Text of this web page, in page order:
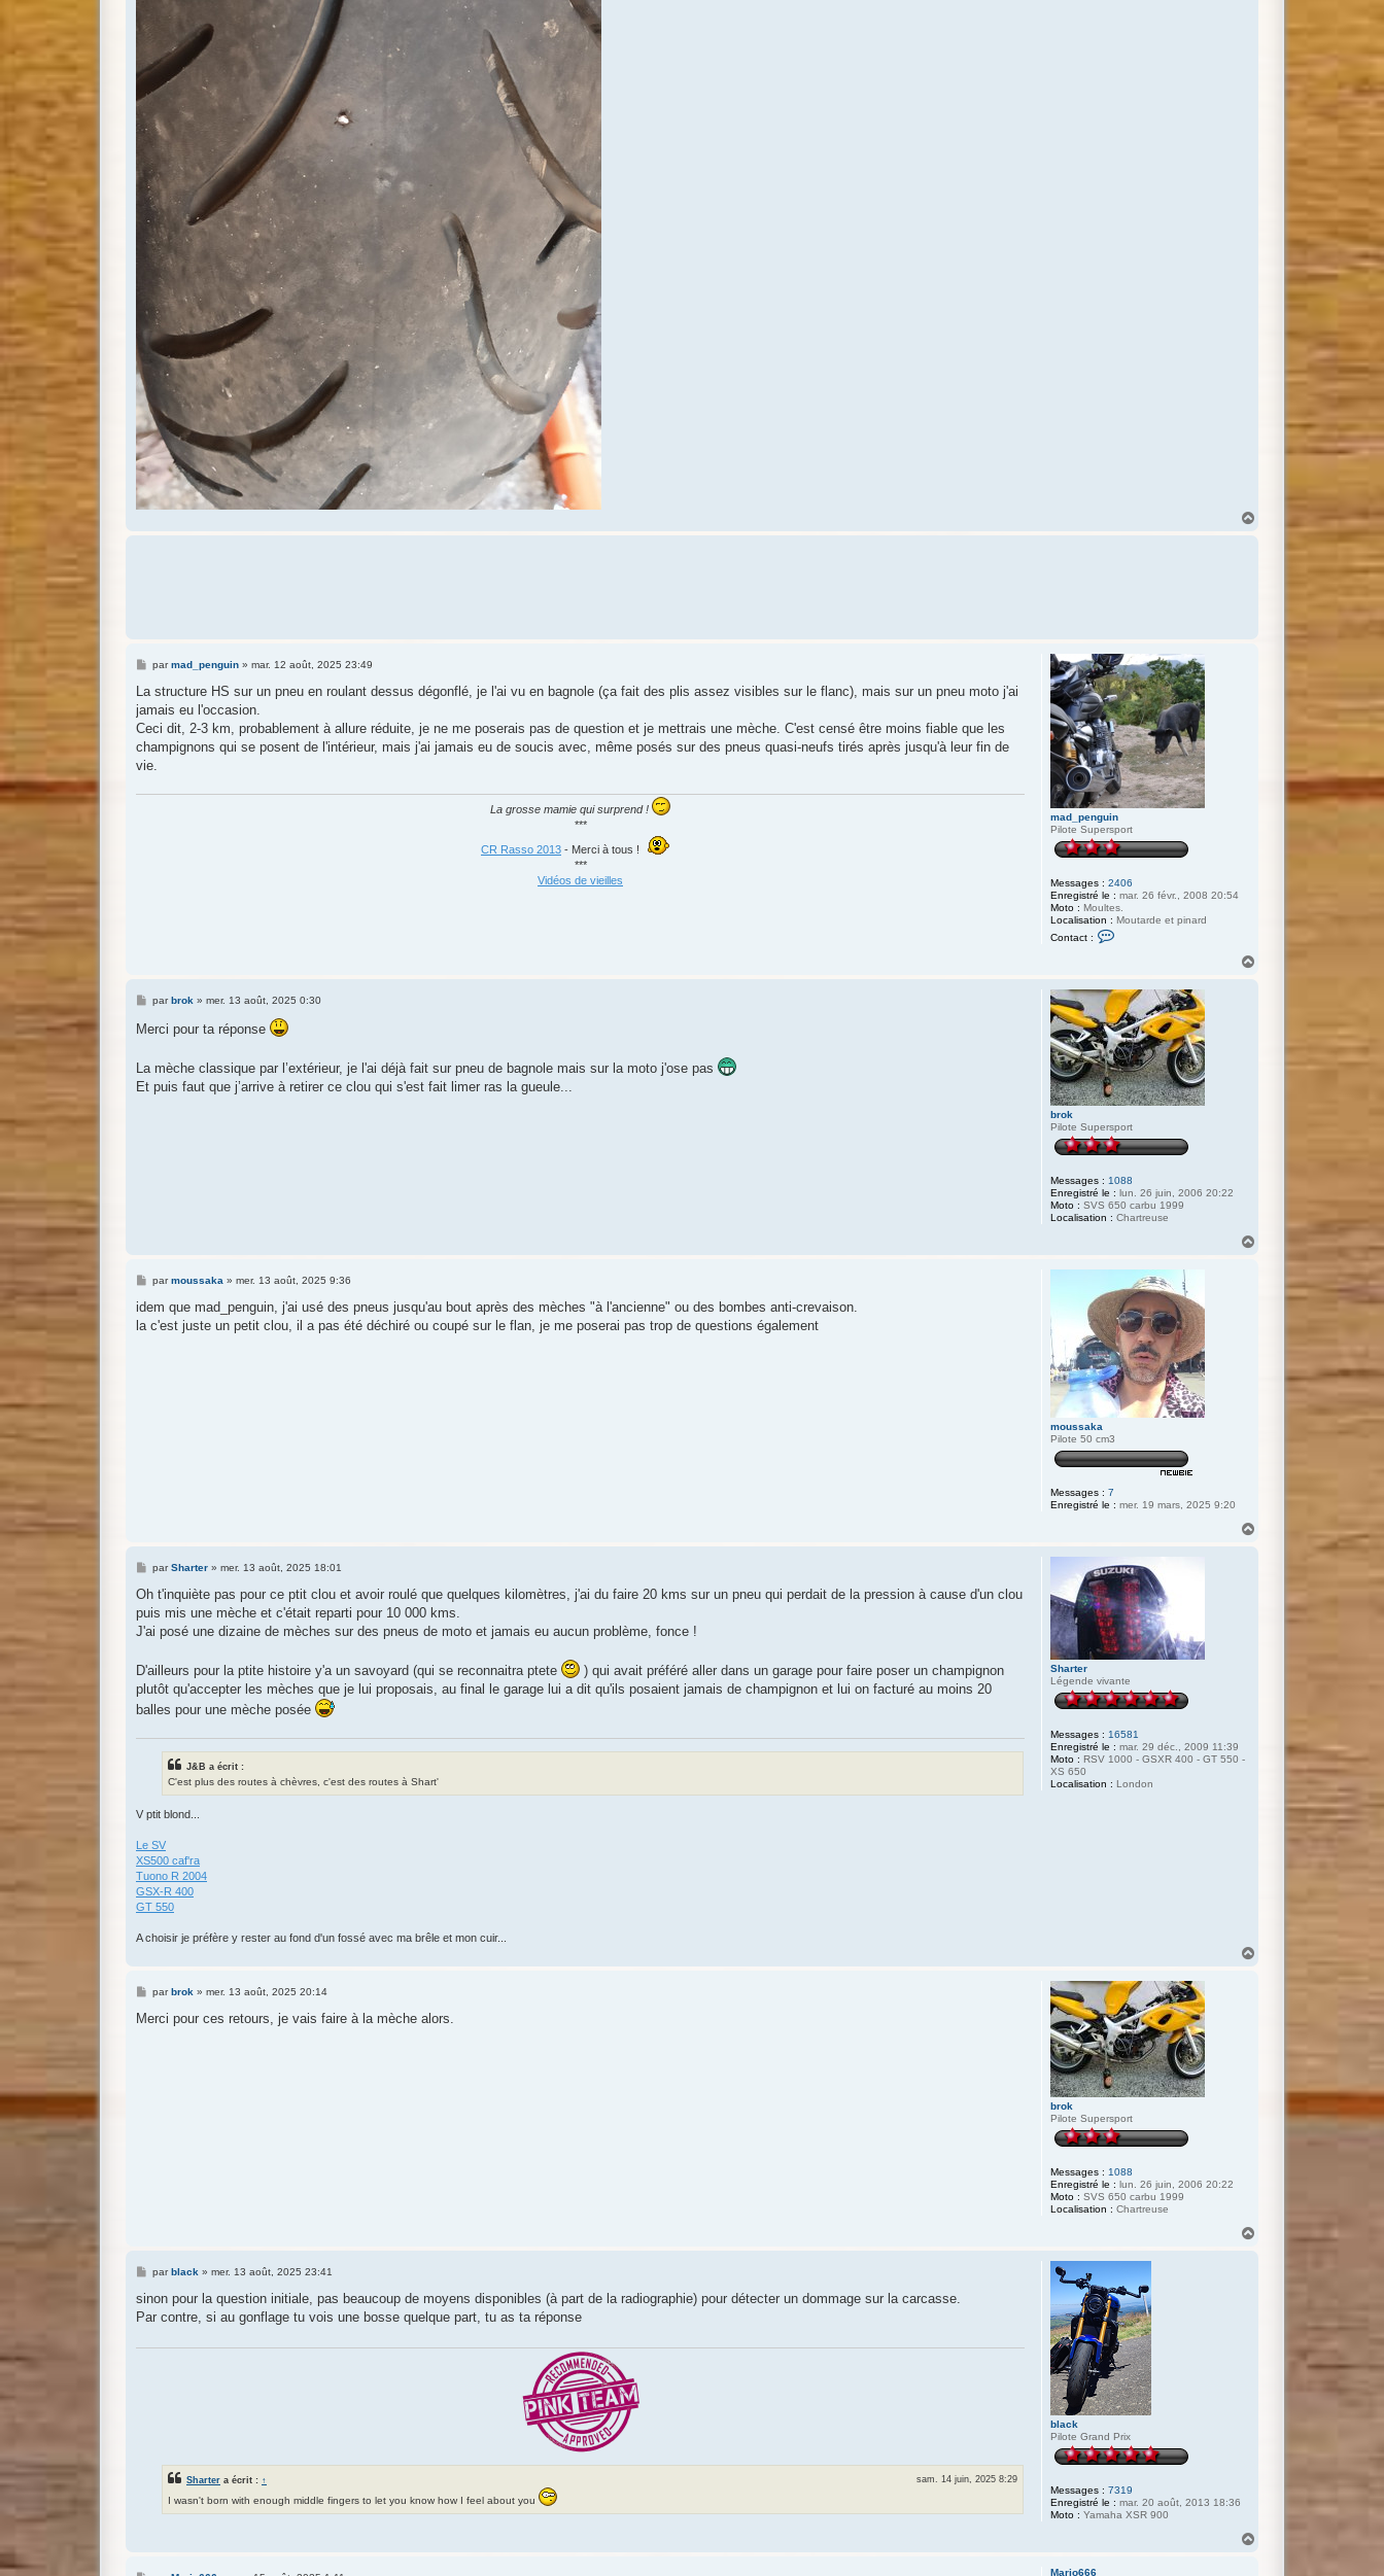
mad_penguin
Pilote Supersport
Messages : 2406
Enregistré le : mar. 26 févr., 2008 20:54
Moto : Moultes.
Localisation : Moutarde et pinard
Contact :
a
c
e
r
m
a
d
_
p
e
g
u
i
M
s
a
g
parmad_penguin» mar. 12 août, 2025 23:49
La structure HS sur un pneu en roulant dessus dégonflé, je l'ai vu en bagnole (ça fait des plis assez visibles sur le flanc), mais sur un pneu moto j'ai
jamais eu l'occasion.
Ceci dit, 2-3 km, probablement à allure réduite, je ne me poserais pas de question et je mettrais une mèche. C'est censé être moins fiable que les
champignons qui se posent de l'intérieur, mais j'ai jamais eu de soucis avec, même posés sur des pneus quasi-neufs tirés après jusqu'à leur fin de
vie.
La grosse mamie qui surprend !
***
CR Rasso 2013 - Merci à tous !
***
Vidéos de vieilles
brok
Pilote Supersport
Messages : 1088
Enregistré le : lun. 26 juin, 2006 20:22
Moto : SVS 650 carbu 1999
Localisation : Chartreuse
M
s
e
parbrok » mer. 13 août, 2025 0:30
Merci pour ta réponse
La mèche classique par l’extérieur, je l'ai déjà fait sur pneu de bagnole mais sur la moto j'ose pas
Et puis faut que j’arrive à retirer ce clou qui s'est fait limer ras la gueule...
moussaka
Pilote 50 cm3
Messages : 7
Enregistré le : mer. 19 mars, 2025 9:20
M
s
a
parmoussaka » mer. 13 août, 2025 9:36
idem que mad_penguin, j'ai usé des pneus jusqu'au bout après des mèches "à l'ancienne" ou des bombes anti-crevaison.
la c'est juste un petit clou, il a pas été déchiré ou coupé sur le flan, je me poserai pas trop de questions également
Sharter
Légende vivante
Messages : 16581
Enregistré le : mar. 29 déc., 2009 11:39
Moto : RSV 1000 - GSXR 400 - GT 550 -
XS 650
Localisation : London
M
s
a
g
parSharter» mer. 13 août, 2025 18:01
Oh t'inquiète pas pour ce ptit clou et avoir roulé que quelques kilomètres, j'ai du faire 20 kms sur un pneu qui perdait de la pression à cause d'un clou
puis mis une mèche et c'était reparti pour 10 000 kms.
J'ai posé une dizaine de mèches sur des pneus de moto et jamais eu aucun problème, fonce !
D'ailleurs pour la ptite histoire y'a un savoyard (qui se reconnaitra ptete
) qui avait préféré aller dans un garage pour faire poser un champignon
plutôt qu'accepter les mèches que je lui proposais, au final le garage lui a dit qu'ils posaient jamais de champignon et lui on facturé au moins 20
balles pour une mèche posée
J&B a écrit :
C'est plus des routes à chèvres, c'est des routes à Shart'
V ptit blond...
Le SV
XS500 caf'ra
Tuono R 2004
GSX-R 400
GT 550
A choisir je préfère y rester au fond d'un fossé avec ma brêle et mon cuir...
brok
Pilote Supersport
Messages : 1088
Enregistré le : lun. 26 juin, 2006 20:22
Moto : SVS 650 carbu 1999
Localisation : Chartreuse
M
s
parbrok » mer. 13 août, 2025 20:14
Merci pour ces retours, je vais faire à la mèche alors.
black
Pilote Grand Prix
Messages : 7319
Enregistré le : mar. 20 août, 2013 18:36
Moto : Yamaha XSR 900
M
s
a
parblack » mer. 13 août, 2025 23:41
sinon pour la question initiale, pas beaucoup de moyens disponibles (à part de la radiographie) pour détecter un dommage sur la carcasse.
Par contre, si au gonflage tu vois une bosse quelque part, tu as ta réponse
Sharter a écrit : ↑
sam. 14 juin, 2025 8:29
I wasn't born with enough middle fingers to let you know how I feel about you
Mario666